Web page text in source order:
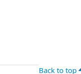
Back to top